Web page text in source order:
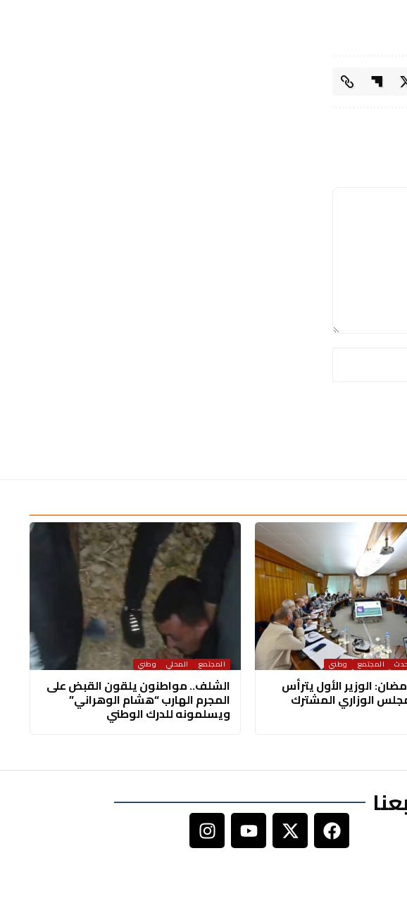
المجتمع وطني
الوزير الأول يترأس
الوزاري المشترك
المجتمع المحلي وطني
الشلف.. مواطنون يلقون القبض على
المجرم الهارب “هشام الوهراني”
ويسلمونه للدرك الوطني